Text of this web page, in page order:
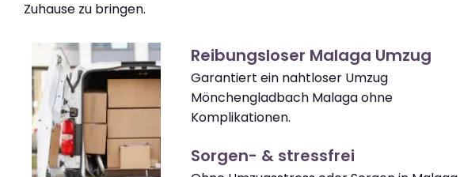
Zuhause zu bringen.
Reibungsloser Malaga Umzug
Garantiert ein nahtloser Umzug
Mönchengladbach Malaga ohne
Komplikationen.
Sorgen- & stressfrei